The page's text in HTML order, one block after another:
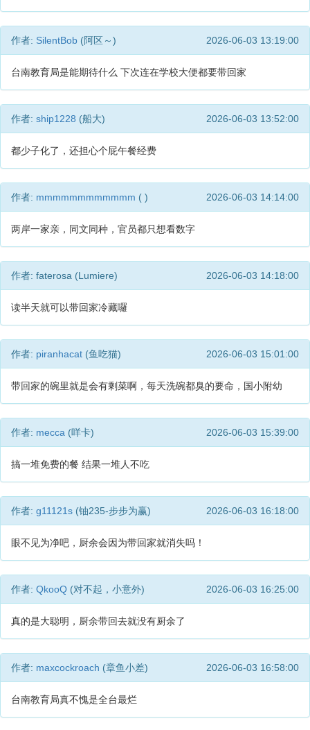
作者: SilentBob (阿区～) 2026-06-03 13:19:00
台南教育局是能期待什么 下次连在学校大便都要带回家
作者: ship1228 (船大) 2026-06-03 13:52:00
都少子化了，还担心个屁午餐经费
作者: mmmmmmmmmmmm ( ) 2026-06-03 14:14:00
两岸一家亲，同文同种，官员都只想看数字
作者: faterosa (Lumiere) 2026-06-03 14:18:00
读半天就可以带回家冷藏囉
作者: piranhacat (鱼吃猫) 2026-06-03 15:01:00
带回家的碗里就是会有剩菜啊，每天洗碗都臭的要命，国小附幼
作者: mecca (咩卡) 2026-06-03 15:39:00
搞一堆免费的餐 结果一堆人不吃
作者: g11121s (铀235-步步为赢) 2026-06-03 16:18:00
眼不见为净吧，厨余会因为带回家就消失吗！
作者: QkooQ (对不起，小意外) 2026-06-03 16:25:00
真的是大聪明，厨余带回去就没有厨余了
作者: maxcockroach (章鱼小差) 2026-06-03 16:58:00
台南教育局真不愧是全台最烂